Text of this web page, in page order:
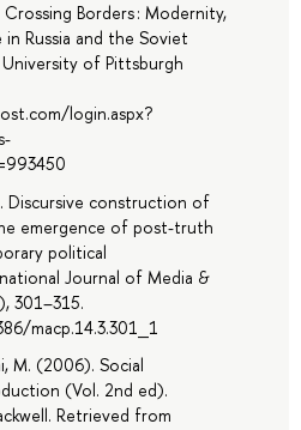
Borders : Modernity,
Russia and the Soviet
University of Pittsburgh
login.aspx?
Discursive construction of
emergence of post-truth
political
Journal of Media &
301–315.
macp.14.3.301_1
M. (2006). Social
(Vol. 2nd ed).
Retrieved from